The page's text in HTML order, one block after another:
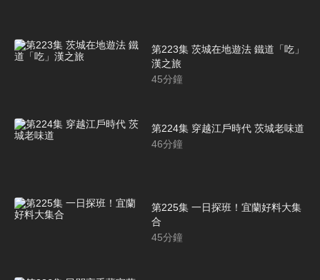
第223集 茨城在地遊法 鐵道「吃」
漢之旅
45分鐘
第224集 穿越江戶時代 茨城老味道
46分鐘
第225集 一日探班！宜蘭好料大集
合
45分鐘